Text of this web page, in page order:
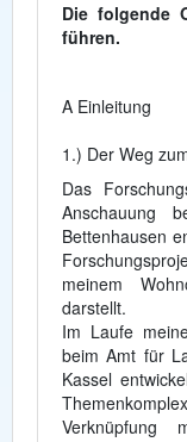
Die folgende
führen.
A Einleitung
1.) Der Weg
Das
Anschauung
Bettenhausen
meinem
darstellt.
Im Laufe
beim Amt für
Kassel